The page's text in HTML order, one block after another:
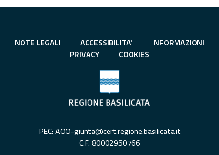
NOTE LEGALI ACCESSIBILITA'
INFORMAZIONI
PRIVACY
COOKIES
PEC: AOO-giunta@cert.regione.basilicata.it
C.F. 80002950766